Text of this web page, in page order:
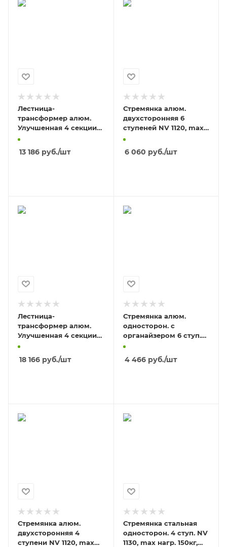
Лестница-
трансформер алюм.
Улучшенная 4 секции
по 3 ступени NV 2320,
ширина 340 мм, max
нагрузка 150
13 186 руб./шт
Стремянка алюм.
двухсторонняя 6
ступеней NV 1120, max
нагрузка 150кг, высота
верха 1,31м
6 060 руб./шт
Лестница-
трансформер алюм.
Улучшенная 4 секции
по 5 ступени NV 2320,
ширина 340 мм, max
нагрузка 150
18 166 руб./шт
Стремянка алюм.
односторон. с
органайзером 6 ступ.
NV 1115, max нагр. 150кг,
высота площадки 1,26м
4 466руб./шт
Стремянка алюм.
двухсторонняя 4
ступени NV 1120, max
Стремянка стальная
односторон. 4 ступ. NV
1130, max нагр. 150кг,